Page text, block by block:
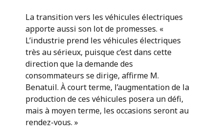
La transition vers les véhicules électriques
apporte aussi son lot de promesses. «
L’industrie prend les véhicules électriques
très au sérieux, puisque c’est dans cette
direction que la demande des
consommateurs se dirige, affirme M.
Benatuil. À court terme, l’augmentation de la
production de ces véhicules posera un défi,
mais à moyen terme, les occasions seront au
rendez-vous. »